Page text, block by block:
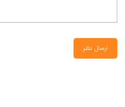
ارسال نظر